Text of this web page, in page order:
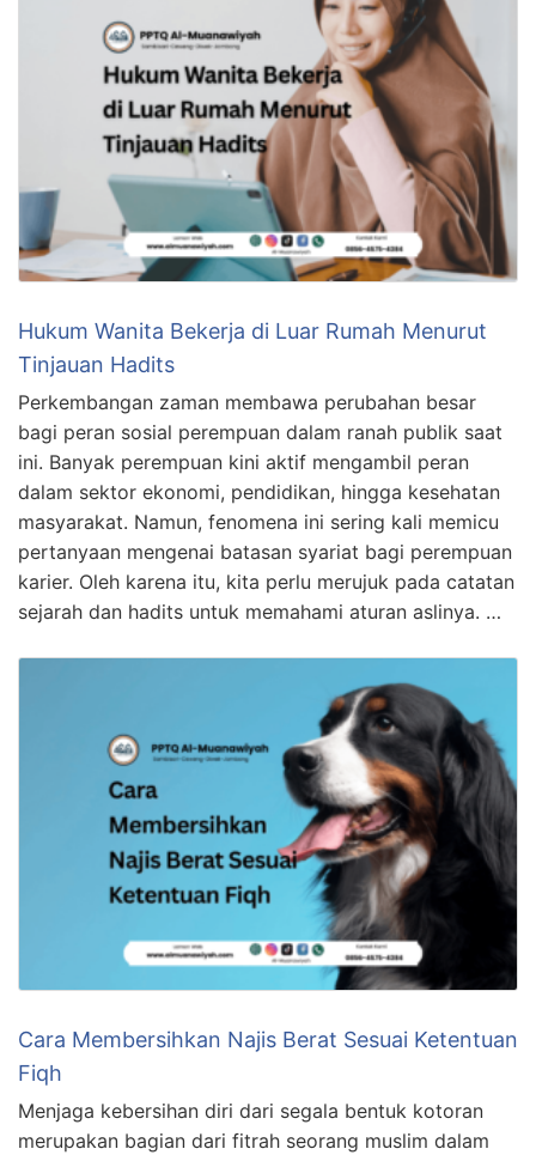
Hukum Wanita Bekerja di Luar Rumah Menurut
Tinjauan Hadits
Perkembangan zaman membawa perubahan besar
bagi peran sosial perempuan dalam ranah publik saat
ini. Banyak perempuan kini aktif mengambil peran
dalam sektor ekonomi, pendidikan, hingga kesehatan
masyarakat. Namun, fenomena ini sering kali memicu
pertanyaan mengenai batasan syariat bagi perempuan
karier. Oleh karena itu, kita perlu merujuk pada catatan
sejarah dan hadits untuk memahami aturan aslinya. …
Cara Membersihkan Najis Berat Sesuai Ketentuan
Fiqh
Menjaga kebersihan diri dari segala bentuk kotoran
merupakan bagian dari fitrah seorang muslim dalam